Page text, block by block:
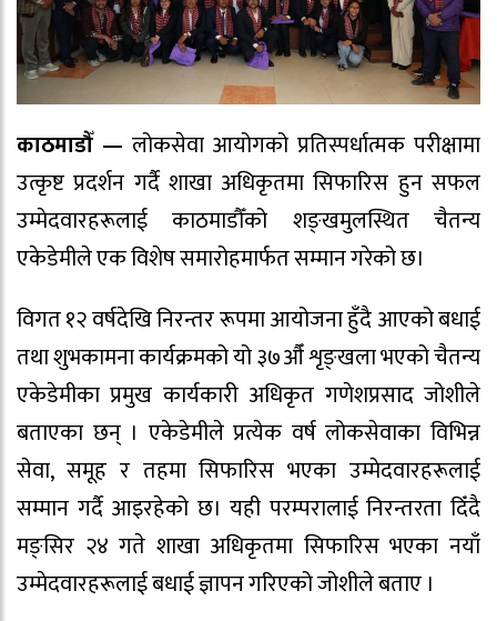
काठमाडौँ — लोकसेवा आयोगको प्रतिस्पर्धात्मक परीक्षामा
उत्कृष्ट प्रदर्शन गर्दै शाखा अधिकृतमा सिफारिस हुन सफल
उम्मेदवारहरूलाई काठमाडौँको शङ्खमुलस्थित चैतन्य
एकेडेमीले एक विशेष समारोहमार्फत सम्मान गरेको छ।
विगत १२ वर्षदेखि निरन्तर रूपमा आयोजना हुँदै आएको बधाई
तथा शुभकामना कार्यक्रमको यो ३७औँ शृङ्खला भएको चैतन्य
एकेडेमीका प्रमुख कार्यकारी अधिकृत गणेशप्रसाद जोशीले
बताएका छन् । एकेडेमीले प्रत्येक वर्ष लोकसेवाका विभिन्न
सेवा, समूह र तहमा सिफारिस भएका उम्मेदवारहरूलाई
सम्मान गर्दै आइरहेको छ। यही परम्परालाई निरन्तरता दिँदै
मङ्सिर २४ गते शाखा अधिकृतमा सिफारिस भएका नयाँ
उम्मेदवारहरूलाई बधाई ज्ञापन गरिएको जोशीले बताए ।